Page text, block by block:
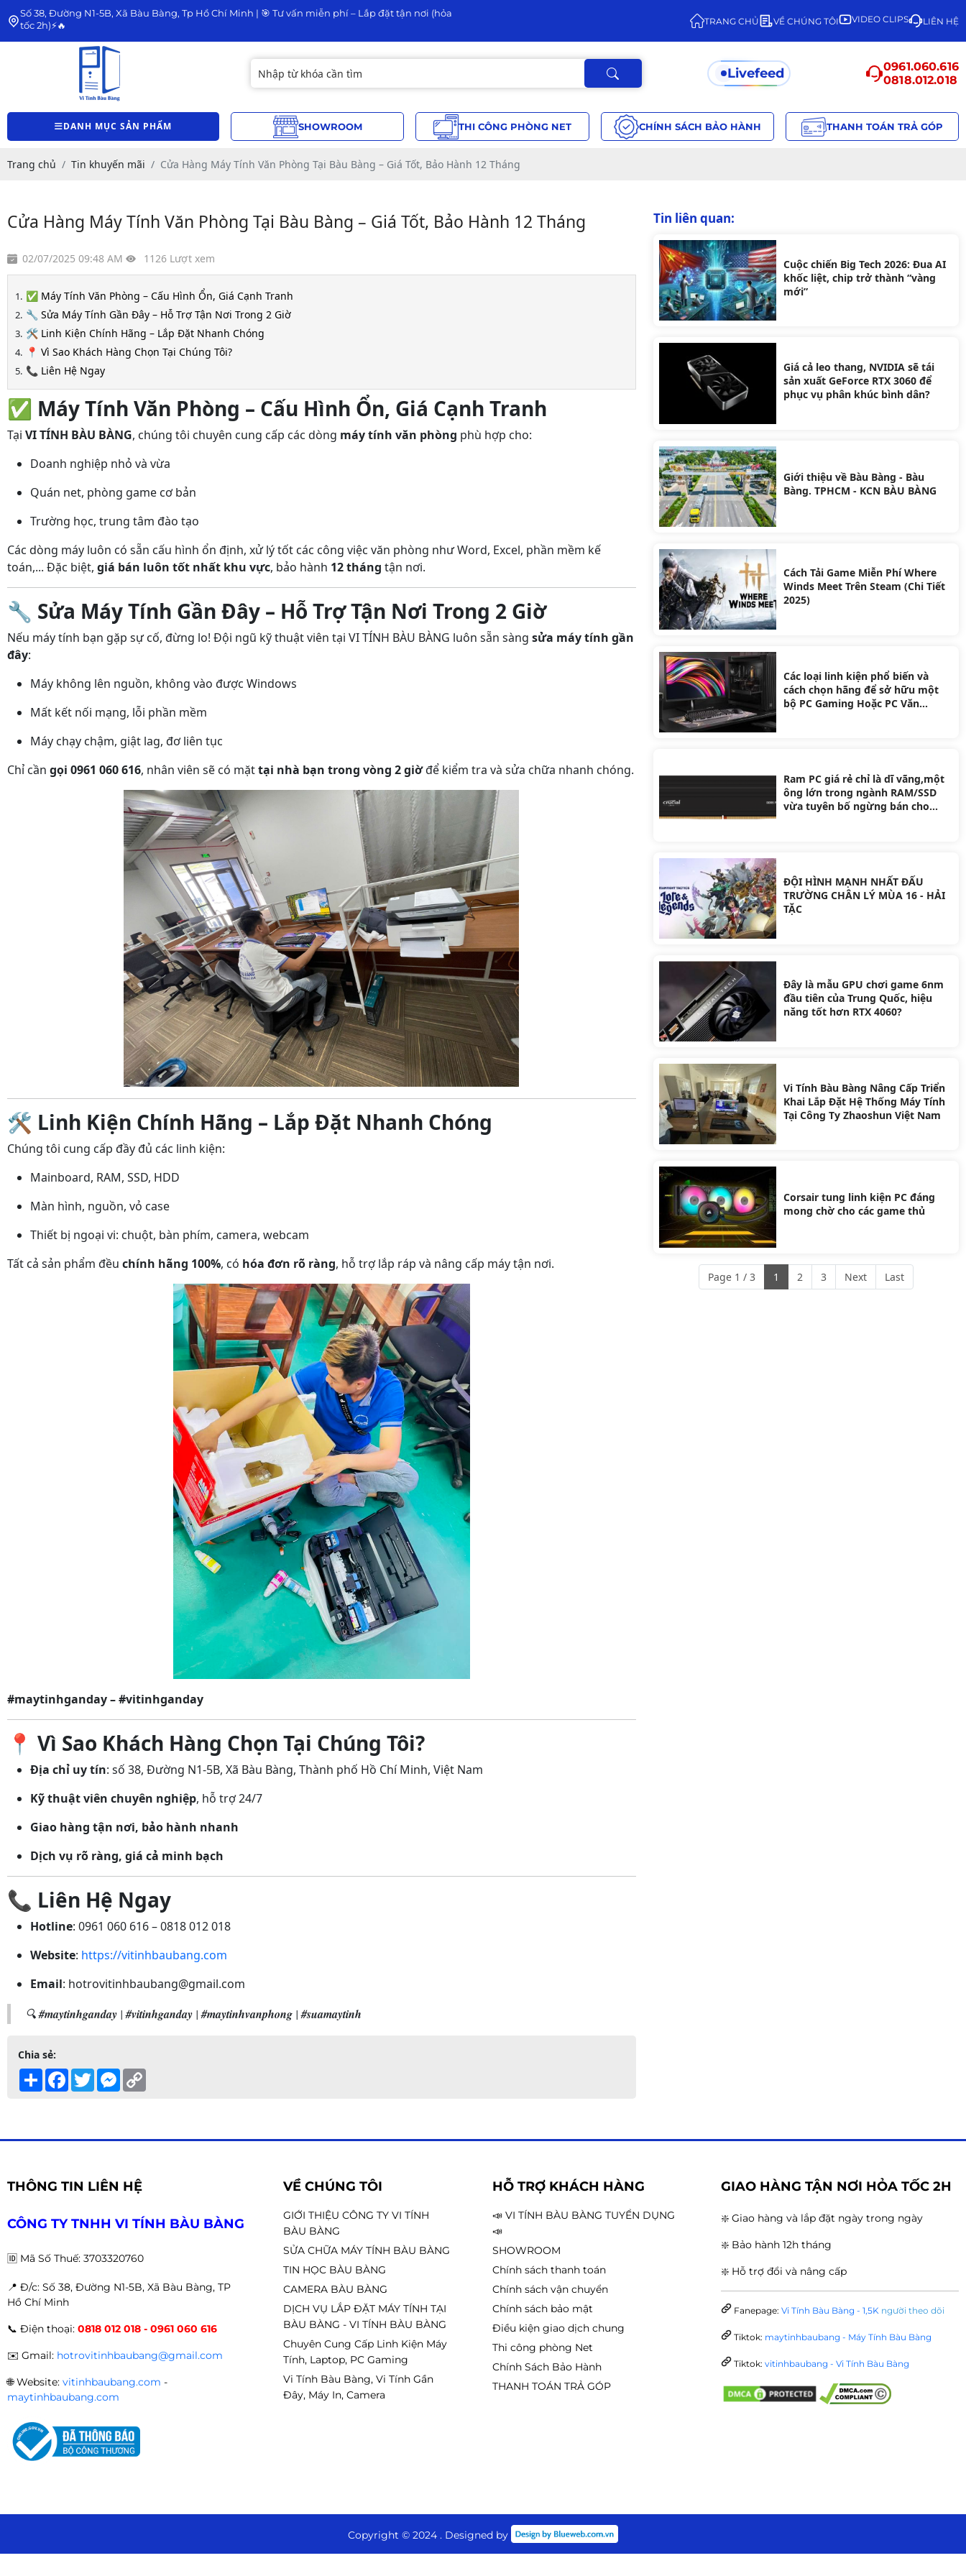
Số 38, Đường N1-5B, Xã Bàu Bàng, Tp Hồ Chí Minh | 🎯 Tư vấn miễn phí – Lắp đặt tận nơi (hỏa
tốc 2h)⚡🔥
TRANG CHỦ VỀ CHÚNG TÔI VIDEO CLIPS LIÊN HỆ
Livefeed
0961.060.616
0818.012.018
DANH MỤC SẢN PHẨM SHOWROOM THI CÔNG PHÒNG NET CHÍNH SÁCH BẢO HÀNH THANH TOÁN TRẢ GÓP
Trang chủ Tin khuyến mãi Cửa Hàng Máy Tính Văn Phòng Tại Bàu Bàng – Giá Tốt, Bảo Hành 12 Tháng
Cửa Hàng Máy Tính Văn Phòng Tại Bàu Bàng – Giá Tốt, Bảo Hành 12 Tháng
02/07/2025 09:48 AM 1126 Lượt xem
✅ Máy Tính Văn Phòng – Cấu Hình Ổn, Giá Cạnh Tranh
🔧 Sửa Máy Tính Gần Đây – Hỗ Trợ Tận Nơi Trong 2 Giờ
🛠️ Linh Kiện Chính Hãng – Lắp Đặt Nhanh Chóng
📍 Vì Sao Khách Hàng Chọn Tại Chúng Tôi?
📞 Liên Hệ Ngay
✅ Máy Tính Văn Phòng – Cấu Hình Ổn, Giá Cạnh Tranh
Tại VI TÍNH BÀU BÀNG, chúng tôi chuyên cung cấp các dòng máy tính văn phòng phù hợp cho:
Doanh nghiệp nhỏ và vừa
Quán net, phòng game cơ bản
Trường học, trung tâm đào tạo
Các dòng máy luôn có sẵn cấu hình ổn định, xử lý tốt các công việc văn phòng như Word, Excel, phần mềm kế
toán,... Đặc biệt, giá bán luôn tốt nhất khu vực, bảo hành 12 tháng tận nơi.
🔧 Sửa Máy Tính Gần Đây – Hỗ Trợ Tận Nơi Trong 2 Giờ
Nếu máy tính bạn gặp sự cố, đừng lo! Đội ngũ kỹ thuật viên tại VI TÍNH BÀU BÀNG luôn sẵn sàng sửa máy tính gần
đây:
Máy không lên nguồn, không vào được Windows
Mất kết nối mạng, lỗi phần mềm
Máy chạy chậm, giật lag, đơ liên tục
Chỉ cần gọi 0961 060 616, nhân viên sẽ có mặttại nhà bạn trong vòng 2 giờđể kiểm tra và sửa chữa nhanh chóng.
🛠️ Linh Kiện Chính Hãng – Lắp Đặt Nhanh Chóng
Chúng tôi cung cấp đầy đủ các linh kiện:
Mainboard, RAM, SSD, HDD
Màn hình, nguồn, vỏ case
Thiết bị ngoại vi: chuột, bàn phím, camera, webcam
Tất cả sản phẩm đều chính hãng 100%, có hóa đơn rõ ràng, hỗ trợ lắp ráp và nâng cấp máy tận nơi.
#maytinhganday – #vitinhganday
📍 Vì Sao Khách Hàng Chọn Tại Chúng Tôi?
Địa chỉ uy tín: số 38, Đường N1-5B, Xã Bàu Bàng, Thành phố Hồ Chí Minh, Việt Nam
Kỹ thuật viên chuyên nghiệp, hỗ trợ 24/7
Giao hàng tận nơi, bảo hành nhanh
Dịch vụ rõ ràng, giá cả minh bạch
📞 Liên Hệ Ngay
Hotline: 0961 060 616 – 0818 012 018
Website: https://vitinhbaubang.com
Email: hotrovitinhbaubang@gmail.com
🔍#maytinhganday |#vitinhganday |#maytinhvanphong |#suamaytinh
Chia sẻ:
Share Facebook
TwitterMessenger
Tin liên quan:
Cuộc chiến Big Tech 2026: Đua AI
khốc liệt, chip trở thành “vàng
mới”
Giá cả leo thang, NVIDIA sẽ tái
sản xuất GeForce RTX 3060 để
phục vụ phân khúc bình dân?
Giới thiệu về Bàu Bàng - Bàu
Bàng. TPHCM - KCN BÀU BÀNG
Cách Tải Game Miễn Phí Where
Winds Meet Trên Steam (Chi Tiết
2025)
Các loại linh kiện phổ biến và
cách chọn hãng để sở hữu một
bộ PC Gaming Hoặc PC Văn
Ram PC giá rẻ chỉ là dĩ vãng,một
ông lớn trong ngành RAM/SSD
vừa tuyên bố ngừng bán cho
ĐỘI HÌNH MẠNH NHẤT ĐẤU
TRƯỜNG CHÂN LÝ MÙA 16 - HẢI
TẶC
Đây là mẫu GPU chơi game 6nm
đầu tiên của Trung Quốc, hiệu
năng tốt hơn RTX 4060?
Vi Tính Bàu Bàng Nâng Cấp Triển
Khai Lắp Đặt Hệ Thống Máy Tính
Tại Công Ty Zhaoshun Việt Nam
Corsair tung linh kiện PC đáng
mong chờ cho các game thủ
Page 1 / 3 1 2 3 Next Last
THÔNG TIN LIÊN HỆ
CÔNG TY TNHH VI TÍNH BÀU BÀNG
🆔 Mã Số Thuế: 3703320760
📍 Đ/c: Số 38, Đường N1-5B, Xã Bàu Bàng, TP
Hồ Chí Minh
📞 Điện thoại: 0818 012 018 - 0961 060 616
✉️ Gmail: hotrovitinhbaubang@gmail.com
🌐Website: vitinhbaubang.com -
maytinhbaubang.com
VỀ CHÚNG TÔI
GIỚI THIỆU CÔNG TY VI TÍNH
BÀU BÀNG
SỬA CHỮA MÁY TÍNH BÀU BÀNG
TIN HỌC BÀU BÀNG
CAMERA BÀU BÀNG
DỊCH VỤ LẮP ĐẶT MÁY TÍNH TẠI
BÀU BÀNG - VI TÍNH BÀU BÀNG
Chuyên Cung Cấp Linh Kiện Máy
Tính, Laptop, PC Gaming
Vi Tính Bàu Bàng, Vi Tính Gần
Đây, Máy In, Camera
HỖ TRỢ KHÁCH HÀNG
📣 VI TÍNH BÀU BÀNG TUYỂN DỤNG
📣
SHOWROOM
Chính sách thanh toán
Chính sách vận chuyển
Chính sách bảo mật
Điều kiện giao dịch chung
Thi công phòng Net
Chính Sách Bảo Hành
THANH TOÁN TRẢ GÓP
GIAO HÀNG TẬN NƠI HỎA TỐC 2H
❇️ Giao hàng và lắp đặt ngày trong ngày
❇️ Bảo hành 12h tháng
❇️ Hỗ trợ đổi và nâng cấp
Fanepage: Vi Tính Bàu Bàng - 1,5K người theo dõi
Tiktok: maytinhbaubang - Máy Tính Bàu Bàng
Tiktok: vitinhbaubang - Vi Tính Bàu Bàng
Copyright © 2024 . Designed by